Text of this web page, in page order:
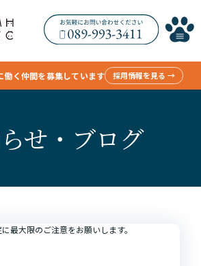
働く仲間を募集しています 採用情報を見る →
せ・ブログ